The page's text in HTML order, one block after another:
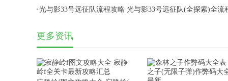
光与影33号远征队流程攻略 光与影33号远征队(全探索)全流
更多资讯